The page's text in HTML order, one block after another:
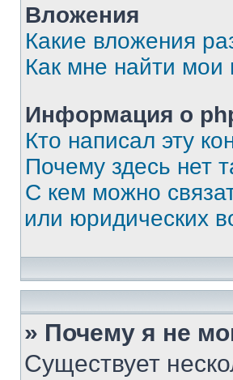
Вложения
Какие вложения
Как мне найти мои
Информация о
Кто написал эту
Почему здесь нет
С кем можно
или юридических
» Почему я не
Существует